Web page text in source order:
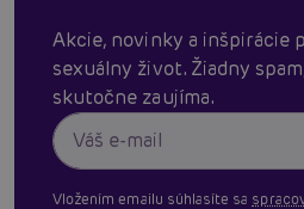
Akcie, novinky a inšpirácie
sexuálny život. Žiadny
skutočne zaujíma.
Vložením emailu súhlasíte sa